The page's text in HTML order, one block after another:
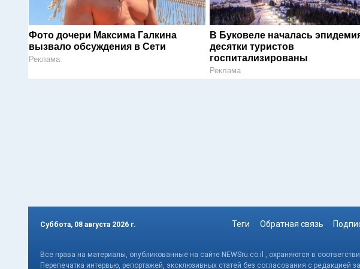
Фото дочери Максима Галкина
вызвало обсуждения в Сети
Реклама
В Буковеле началась
десятки туристов
госпитализированы
Реклама
Суббота, 08 августа 2026 г. Теги Обратная связь
Все права на материалы, опубликованные на сайте NEWSru.co.il , охраняются в
Перепечатка интервью, репортажей, эксклюзивных статей без согласования с